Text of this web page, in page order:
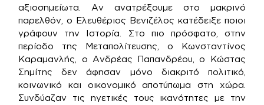
αξιοσημείωτα. Αν ανατρέξουμε στο μακρινό
παρελθόν, ο Ελευθέριος Βενιζέλος κατέδειξε ποιοι
γράφουν την Ιστορία. Στο πιο πρόσφατο, στην
περίοδο της Μεταπολίτευσης, ο Κωνσταντίνος
Καραμανλής, ο Ανδρέας Παπανδρέου, ο Κώστας
Σημίτης δεν άφησαν μόνο διακριτό πολιτικό,
κοινωνικό και οικονομικό αποτύπωμα στη χώρα.
Συνδύαζαν τις ηγετικές τους ικανότητες με την